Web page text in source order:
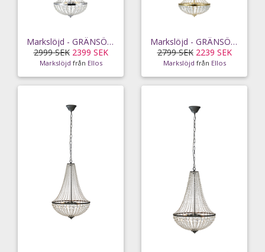
Markslöjd - GRÄNSÖ kristallkrona - Krom
2999 SEK 2399 SEK
Markslöjd från Ellos
Markslöjd - GRÄNSÖ Krona 2L 40cm Borstad mässing/MC - Mässing
2799 SEK 2239 SEK
Markslöjd från Ellos